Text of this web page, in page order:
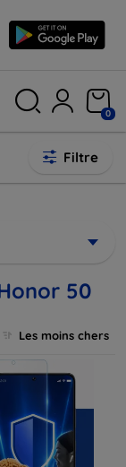
0
Filtre
50
Les moins chers